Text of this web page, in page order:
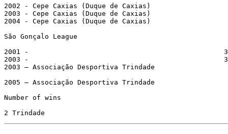
2002 - Cepe Caxias (Duque de Caxias)
2003 - Cepe Caxias (Duque de Caxias)
2004 - Cepe Caxias (Duque de Caxias)
São Gonçalo League
2001 -
2003 -
2003 – Associação Desportiva Trindade
2005 – Associação Desportiva Trindade
Number of wins
2 Trindade